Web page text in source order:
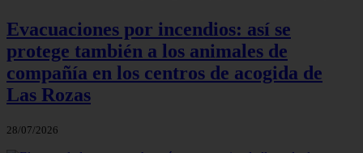
Evacuaciones por incendios: así se
protege también a los animales de
compañía en los centros de acogida de
Las Rozas
28/07/2026